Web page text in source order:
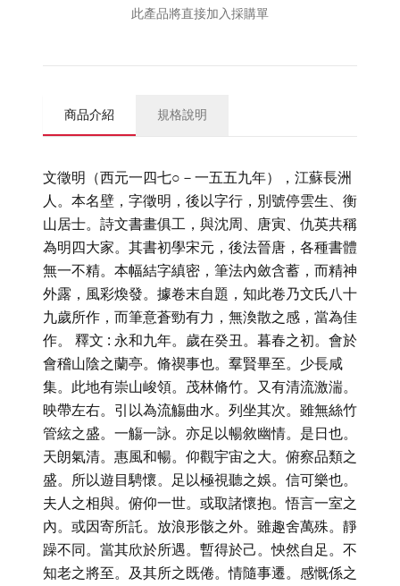
此產品將直接加入採購單
商品介紹 規格說明
文徵明（西元一四七○－一五五九年），江蘇長洲
人。本名壁，字徵明，後以字行，別號停雲生、衡
山居士。詩文書畫俱工，與沈周、唐寅、仇英共稱
為明四大家。其書初學宋元，後法晉唐，各種書體
無一不精。本幅結字縝密，筆法內斂含蓄，而精神
外露，風彩煥發。據卷末自題，知此卷乃文氏八十
九歲所作，而筆意蒼勁有力，無渙散之感，當為佳
作。 釋文 : 永和九年。歲在癸丑。暮春之初。會於
會稽山陰之蘭亭。脩禊事也。羣賢畢至。少長咸
集。此地有崇山峻領。茂林脩竹。又有清流激湍。
映帶左右。引以為流觴曲水。列坐其次。雖無絲竹
管絃之盛。一觴一詠。亦足以暢敘幽情。是日也。
天朗氣清。惠風和暢。仰觀宇宙之大。俯察品類之
盛。所以遊目騁懷。足以極視聽之娛。信可樂也。
夫人之相與。俯仰一世。或取諸懷抱。悟言一室之
內。或因寄所託。放浪形骸之外。雖趣舍萬殊。靜
躁不同。當其欣於所遇。暫得於己。怏然自足。不
知老之將至。及其所之既倦。情隨事遷。感慨係之